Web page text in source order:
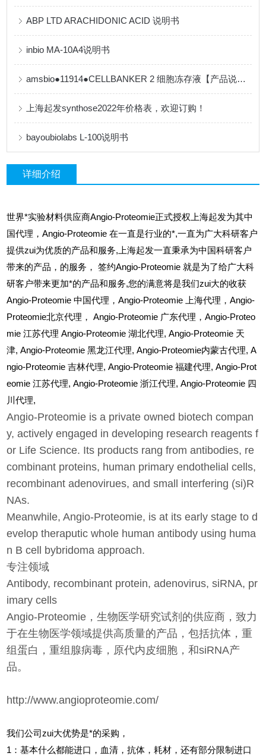
ABP LTD ARACHIDONIC ACID 说明书
inbio MA-10A4说明书
amsbio●11914●CELLBANKER 2 细胞冻存液【产品说明书】
上海起发synthose2022年价格表，欢迎订购！
bayoubiolabs L-100说明书
详细介绍
世界*实验材料供应商Angio-Proteomie正式授权上海起发为其中
国代理，Angio-Proteomie 在一直是行业的*,一直为广大科研客户
提供zui为优质的产品和服务,上海起发一直秉承为中国科研客户
带来的产品，的服务，
签约Angio-Proteomie 就是为了给广大科
研客户带来更加*的产品和服务,您的满意将是我们zui大的收获
Angio-Proteomie中国代理，Angio-Proteomie 上海代理，Angio-
Proteomie北京代理， Angio-Proteomie 广东代理，Angio-Proteo
mie 江苏代理 Angio-Proteomie 湖北代理, Angio-Proteomie 天
津, Angio-Proteomie黑龙江代理, Angio-Proteomie内蒙古代理, A
ngio-Proteomie吉林代理, Angio-Proteomie福建代理, Angio-Prot
eomie江苏代理, Angio-Proteomie浙江代理, Angio-Proteomie 四
川代理,
Angio-Proteomie is a private owned biotech compan
y, actively engaged in developing research reagents f
or Life Science. Its products rang from antibodies, re
combinant proteins, human primary endothelial cells,
recombinant adenovirues, and small interfering (si)R
NAs.
Meanwhile, Angio-Proteomie, is at its early stage to d
evelop theraputic whole human antibody using huma
n B cell bybridoma approach.
专注领域
Antibody, recombinant protein, adenovirus, siRNA, pr
imary cells
Angio-Proteomie，生物医学研究试剂的供应商，致力
于在生物医学领域提供高质量的产品，包括抗体，重
组蛋白，重组腺病毒，原代内皮细胞，和siRNA产
品。
http://www.angioproteomie.com/
我们公司zui大优势是*的采购，
1 ：基本什么都能进口，血清，抗体，耗材，还有部分限制进口